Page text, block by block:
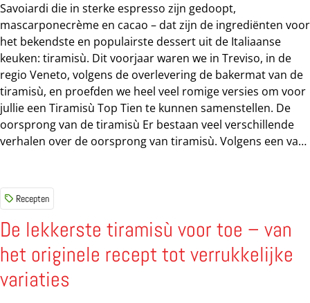
Savoiardi die in sterke espresso zijn gedoopt,
mascarponecrème en cacao – dat zijn de ingrediënten voor
het bekendste en populairste dessert uit de Italiaanse
keuken: tiramisù. Dit voorjaar waren we in Treviso, in de
regio Veneto, volgens de overlevering de bakermat van de
tiramisù, en proefden we heel veel romige versies om voor
jullie een Tiramisù Top Tien te kunnen samenstellen. De
oorsprong van de tiramisù Er bestaan veel verschillende
verhalen over de oorsprong van tiramisù. Volgens een van
het een idee was van een van de plaatselijke puttane,
hoeren, die het dessert bedacht zou hebben. Daar zou de
naam ook nog naar verwijzen: tira mi su, ‘trek me omhoog’.
Door de suiker in het toetje kregen de mannen die de
hoeren bezochten, namelijk meteen weer energie voor een
volgende ronde. Ook de keuken van het inmiddels
beroemde restaurant Le Beccherie in...
Recepten
De lekkerste tiramisù voor toe – van
het originele recept tot verrukkelijke
variaties